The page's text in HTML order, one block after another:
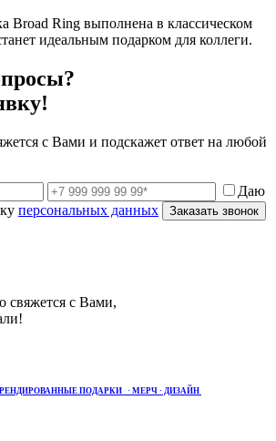
Broad Ring выполнена в классическом
идеальным подарком для коллеги.
с Вами и подскажет ответ на любой
Даю
персональных данных Заказать звонок
свяжется с Вами,
ПОДАРКИ · МЕРЧ · ДИЗАЙН